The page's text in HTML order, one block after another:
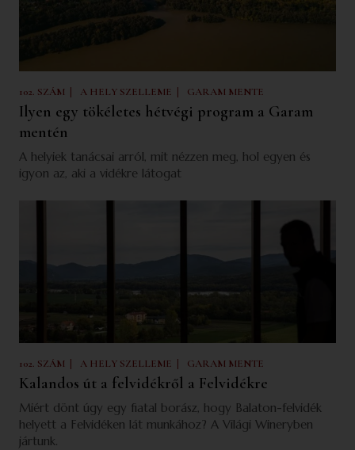
102. SZÁM | A HELY SZELLEME | GARAM MENTE
Ilyen egy tökéletes hétvégi program a Garam
mentén
A helyiek tanácsai arról, mit nézzen meg, hol egyen és
igyon az, aki a vidékre látogat
102. SZÁM | A HELY SZELLEME | GARAM MENTE
Kalandos út a felvidékről a Felvidékre
Miért dönt úgy egy fiatal borász, hogy Balaton-felvidék
helyett a Felvidéken lát munkához? A Világi Wineryben
jártunk.